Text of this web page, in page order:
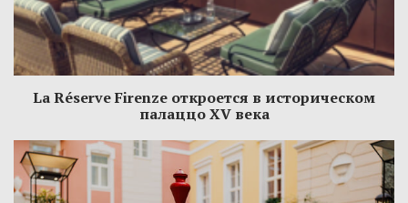
La Réserve Firenze откроется в историческом
палаццо XV века